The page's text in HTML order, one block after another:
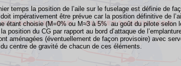
temps la position de l’aile sur le fuselage est définie de
doit impérativement être prévue car la position définitive de
étant choisie (M=0% ou M≈3 à 5% au goût du pilote
la position du CG par rapport au bord d’attaque de
aménagées (éventuellement de façon provisoire) avec
centre de gravité de chacun de ces éléments.